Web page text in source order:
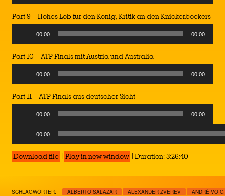
Player
Part 9 – Hohes Lob für den König, Kritik an den Knickerbockers
Player
00:00 00:00
Part 10 – ATP Finals mit Austria und Australia
Player
00:00 00:00
Part 11 – ATP Finals aus deutscher Sicht
Audio
00:00 00:00
00:00
Download file | Play in new window | Duration: 3:26:40
SCHLAGWÖRTER: ALBERTO SALAZAR ALEXANDER ZVEREV
ANDRÉ